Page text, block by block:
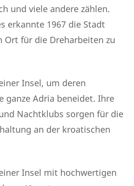
und viele andere zählen.
erkannte 1967 die Stadt
Ort für die Dreharbeiten zu
Insel, um deren
ganze Adria beneidet. Ihre
Nachtklubs sorgen für die
an der kroatischen
Insel mit hochwertigen